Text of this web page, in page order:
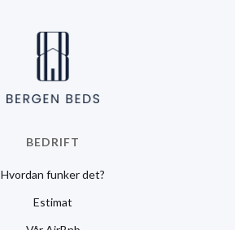
BEDRIFT
Hvordan funker det?
Estimat